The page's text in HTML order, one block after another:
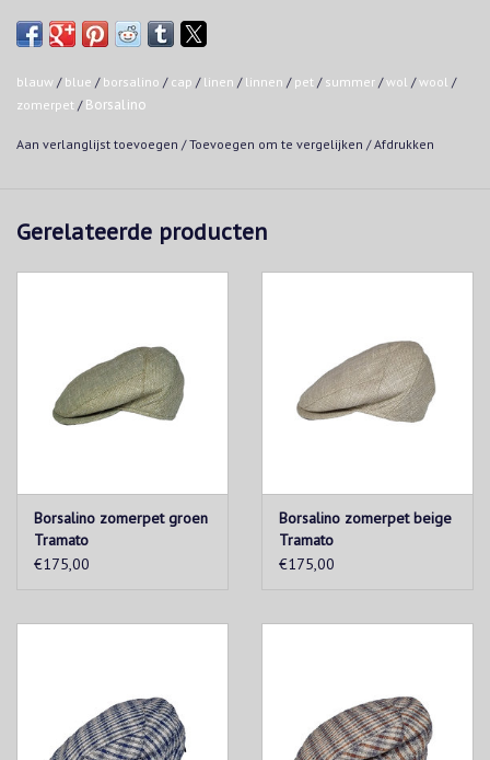
55% wol - 23% zijde - 22% linnen
blauw / blue / borsalino / cap / linen / linnen / pet / summer /wol /wool /
zomerpet / Borsalino
Aan verlanglijst toevoegen /Toevoegen om te vergelijken /Afdrukken
Gerelateerde producten
Borsalino zomerpet groen
Tramato
€175,00
Borsalino zomerpet beige
Tramato
€175,00